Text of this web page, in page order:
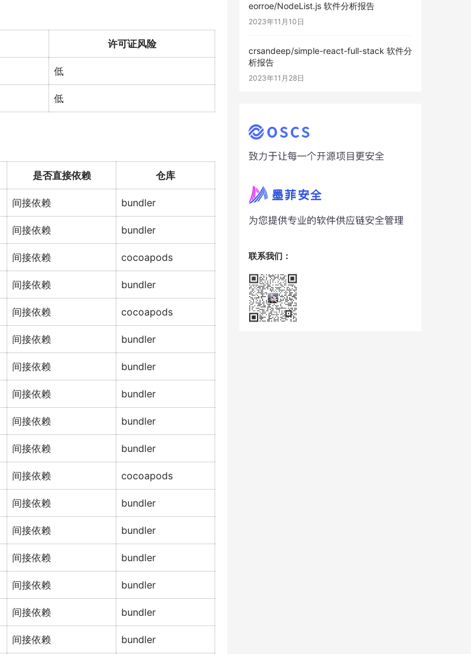
许可证风险
低
低
是否直接依赖 仓库
间接依赖 bundler
间接依赖 bundler
间接依赖 cocoapods
间接依赖 bundler
间接依赖 cocoapods
间接依赖 bundler
间接依赖 bundler
间接依赖 bundler
间接依赖 bundler
间接依赖 bundler
间接依赖 cocoapods
间接依赖 bundler
间接依赖 bundler
间接依赖 bundler
间接依赖 bundler
间接依赖 bundler
间接依赖 bundler
eorroe/NodeList.js 软件分析报告
2023年11月10日
crsandeep/simple-react-full-stack 软件分
析报告
2023年11月28日
联系我们：